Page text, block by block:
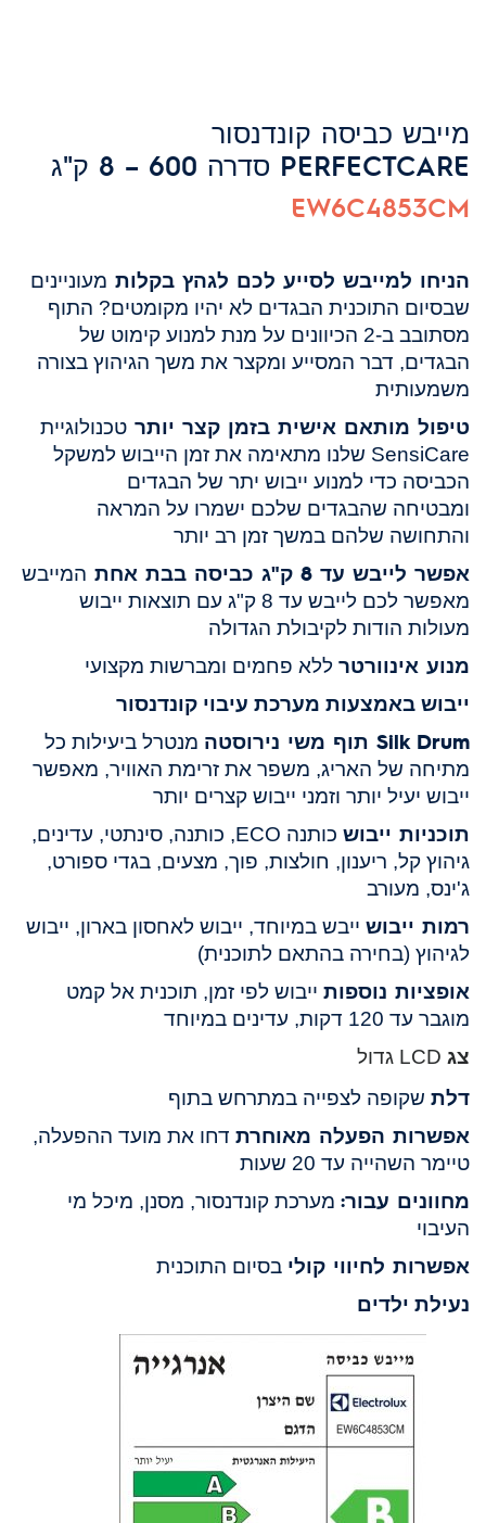
מייבש כביסה קונדנסור
PERFECTCARE סדרה 600 – 8 ק"ג
EW6C4853CM
הניחו למייבש לסייע לכם לגהץ בקלות מעוניינים
שבסיום התוכנית הבגדים לא יהיו מקומטים? התוף
מסתובב ב-2 הכיוונים על מנת למנוע קימוט של
הבגדים, דבר המסייע ומקצר את משך הגיהוץ בצורה
משמעותית
טיפול מותאם אישית בזמן קצר יותר טכנולוגיית
SensiCare שלנו מתאימה את זמן הייבוש למשקל
הכביסה כדי למנוע ייבוש יתר של הבגדים
ומבטיחה שהבגדים שלכם ישמרו על המראה
והתחושה שלהם במשך זמן רב יותר
אפשר לייבש עד 8 ק"ג כביסה בבת אחת
המייבש
מאפשר לכם לייבש עד 8 ק"ג עם תוצאות ייבוש
מעולות הודות לקיבולת הגדולה
מנוע אינוורטר ללא פחמים ומברשות מקצועי
ייבוש באמצעות מערכת עיבוי קונדנסור
Silk Drum תוף משי נירוסטה
מנטרל ביעילות כל
מתיחה של האריג, משפר את זרימת האוויר, מאפשר
ייבוש יעיל יותר וזמני ייבוש קצרים יותר
תוכניות ייבוש
כותנה ECO, כותנה, סינתטי, עדינים,
גיהוץ קל, ריענון, חולצות, פוך, מצעים, בגדי ספורט,
ג'ינס, מעורב
רמות ייבוש ייבש במיוחד, ייבוש לאחסון בארון, ייבוש
לגיהוץ (בחירה בהתאם לתוכנית)
אופציות נוספות ייבוש לפי זמן, תוכנית אל קמט
מוגבר עד 120 דקות, עדינים במיוחד
צג LCD גדול
דלת שקופה לצפייה במתרחש בתוף
אפשרות הפעלה מאוחרת דחו את מועד ההפעלה,
טיימר השהייה עד 20 שעות
מחוונים עבור: מערכת קונדנסור, מסנן, מיכל מי
העיבוי
אפשרות לחיווי קולי בסיום התוכנית
נעילת ילדים